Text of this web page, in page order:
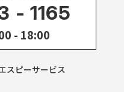
- 1165
- 18:00
スピーサービス